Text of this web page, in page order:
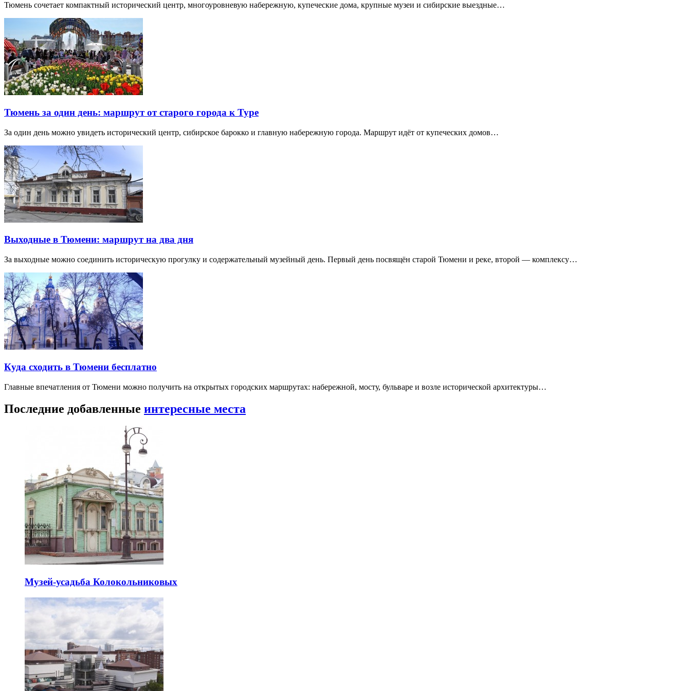
Тюмень сочетает компактный исторический центр, многоуровневую набережную, купеческие дома, крупные музеи и сибирские выездные…
Тюмень за один день: маршрут от старого города к Туре
За один день можно увидеть исторический центр, сибирское барокко и главную набережную города. Маршрут идёт от купеческих домов…
Выходные в Тюмени: маршрут на два дня
За выходные можно соединить историческую прогулку и содержательный музейный день. Первый день посвящён старой Тюмени и реке, второй — комплексу…
Куда сходить в Тюмени бесплатно
Главные впечатления от Тюмени можно получить на открытых городских маршрутах: набережной, мосту, бульваре и возле исторической архитектуры…
Последние добавленные интересные места
Музей-усадьба Колокольниковых